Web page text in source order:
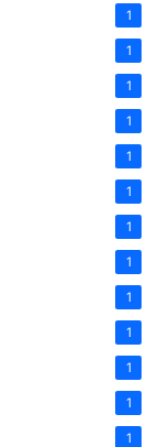
1
1
1
1
1
1
1
1
1
1
1
1
1